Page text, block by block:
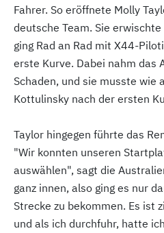
Fahrer. So eröffnete Molly
deutsche Team. Sie
ging Rad an Rad mit X44-
erste Kurve. Dabei nahm das
Schaden, und sie musste wie
Kottulinsky nach der ersten
Taylor hingegen führte das
"Wir konnten unseren
auswählen", sagt die
ganz innen, also ging es nur
Strecke zu bekommen. Es ist
und als ich durchfuhr, hatte